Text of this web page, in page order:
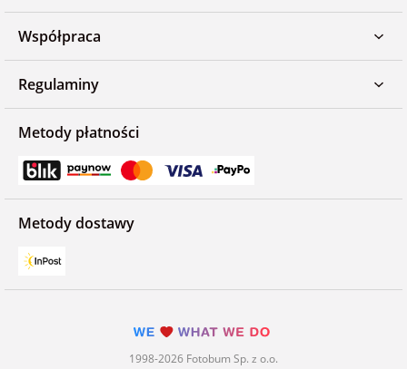
Współpraca
Regulaminy
Metody płatności
Metody dostawy
1998-2026 Fotobum Sp. z o.o.